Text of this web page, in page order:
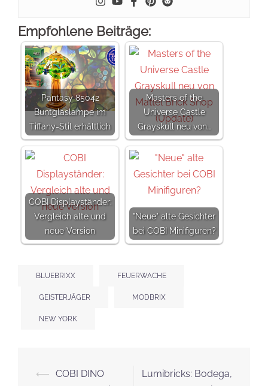
Empfohlene Beiträge:
Pantasy 85042
Buntglaslampe im
Tiffany-Stil erhältlich
Masters of the
Universe Castle
Grayskull neu von…
COBI Displayständer:
Vergleich alte und
neue Version
"Neue" alte Gesichter
bei COBI Minifiguren?
BLUEBRIXX FEUERWACHE
GEISTERJÄGER MODBRIX
NEW YORK
Beitrags-
⟵ COBI DINO
Lumibricks: Bodega,